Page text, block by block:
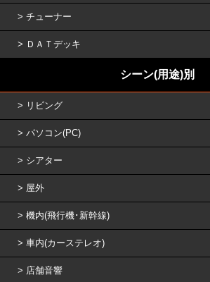
チューナー
ＤＡＴデッキ
シーン(用途)別
リビング
パソコン(PC)
シアター
屋外
機内(飛行機･新幹線)
車内(カーステレオ)
店舗音響